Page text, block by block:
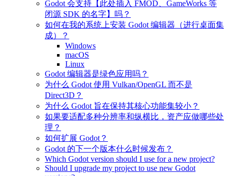
Godot 会支持【此处插入 FMOD、GameWorks 等
闭源 SDK 的名字】吗？
如何在我的系统上安装 Godot 编辑器（进行桌面集
成）？
Windows
macOS
Linux
Godot 编辑器是绿色应用吗？
为什么 Godot 使用 Vulkan/OpenGL 而不是
Direct3D？
为什么 Godot 旨在保持其核心功能集较小？
如果要适配多种分辨率和纵横比，资产应做哪些处
理？
如何扩展 Godot？
Godot 的下一个版本什么时候发布？
Which Godot version should I use for a new project?
Should I upgrade my project to use new Godot